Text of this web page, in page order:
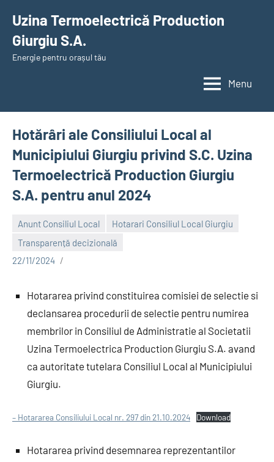
content
Uzina Termoelectrică Production
Giurgiu S.A.
Energie pentru orașul tău
Menu
Hotărâri ale Consiliului Local al
Municipiului Giurgiu privind S.C. Uzina
Termoelectrică Production Giurgiu
S.A. pentru anul 2024
Anunt Consiliul Local
Hotarari Consiliul Local Giurgiu
Transparență decizională
22/11/2024
Alexandru
Hotararea privind constituirea comisiei de selectie si
declansarea procedurii de selectie pentru numirea
membrilor in Consiliul de Administratie al Societatii
Uzina Termoelectrica Production Giurgiu S.A. avand
ca autoritate tutelara Consiliul Local al Municipiului
Giurgiu.
– Hotararea Consiliului Local nr. 297 din 21.10.2024 Download
Hotararea privind desemnarea reprezentantilor